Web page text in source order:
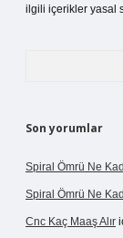
ilgili içerikler yasal
Son yorumlar
Spiral Ömrü Ne
Spiral Ömrü Ne
Cnc Kaç Maaş Alır